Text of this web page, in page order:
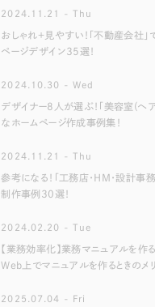
2024.11.21 - Thu
おしゃれ＋見やすい！「不動産会社
ページデザイン35選！
2024.10.30 - Wed
デザイナー8人が選ぶ！「美容室(ヘ
なホームページ作成事例集！
2024.11.21 - Thu
参考になる！「工務店・HM・設計事
制作事例30選！
2024.02.20 - Tue
【業務効率化】業務マニュアルを作る
Web上でマニュアルを作るときのメリ
2025.07.04 - Fri